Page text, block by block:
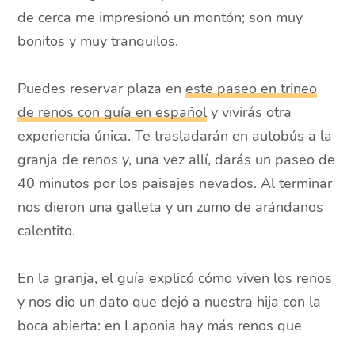
de cerca me impresionó un montón; son muy
bonitos y muy tranquilos.
Puedes reservar plaza eneste paseo en trineo
de renos con guía en españoly vivirás otra
experiencia única. Te trasladarán en autobús a la
granja de renos y, una vez allí, darás un paseo de
40 minutos por los paisajes nevados. Al terminar
nos dieron una galleta y un zumo de arándanos
calentito.
En la granja, el guía explicó cómo viven los renos
y nos dio un dato que dejó a nuestra hija con la
boca abierta: en Laponia hay más renos que